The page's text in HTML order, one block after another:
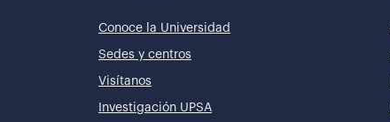
Conoce la Universidad
Sedes y centros
Visítanos
Investigación UPSA